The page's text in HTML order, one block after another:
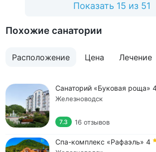
Показать 15 из 51
Похожие санатории
Расположение Цена Лечение
Санаторий «Буковая роща»
Железноводск
7.3 16 отзывов
Спа-комплекс «Рафаэль» 4